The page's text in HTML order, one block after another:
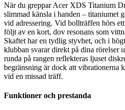
När du greppar Acer XDS Titanium
slimmad känsla i handen – titaniumet
vid adressering. Vid bollträffen hörs
följt av en kort, dov resonans som
Skaftet har en tydlig styvhet, och i
klubban svarar direkt på dina rörelser
runda på rangen reflekteras ljuset
begränsning är dock att vibrationerna
vid en missad träff.
Funktioner och prestanda